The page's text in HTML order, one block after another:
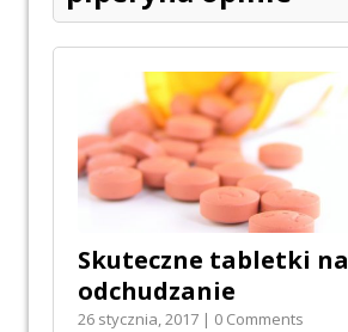
Skuteczne tabletki na
odchudzanie
26 stycznia, 2017 | 0 Comments